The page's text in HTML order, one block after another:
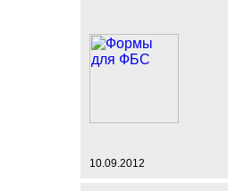
10.09.2012